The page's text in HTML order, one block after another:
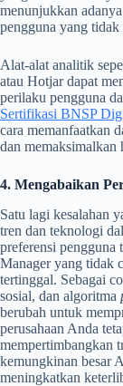
menunjukkan
pengguna yang
Alat-alat analitik
atau Hotjar dapat
perilaku pengguna
Sertifikasi BNSP
cara memanfaatkan
dan memaksimalkan
4. Mengabaikan
Satu lagi kesalahan
tren dan teknologi
preferensi
Manager yang tidak
tertinggal. Sebagai
sosial, dan algoritma
berubah untuk
perusahaan Anda
mempertimbangkan
kemungkinan besar
meningkatkan